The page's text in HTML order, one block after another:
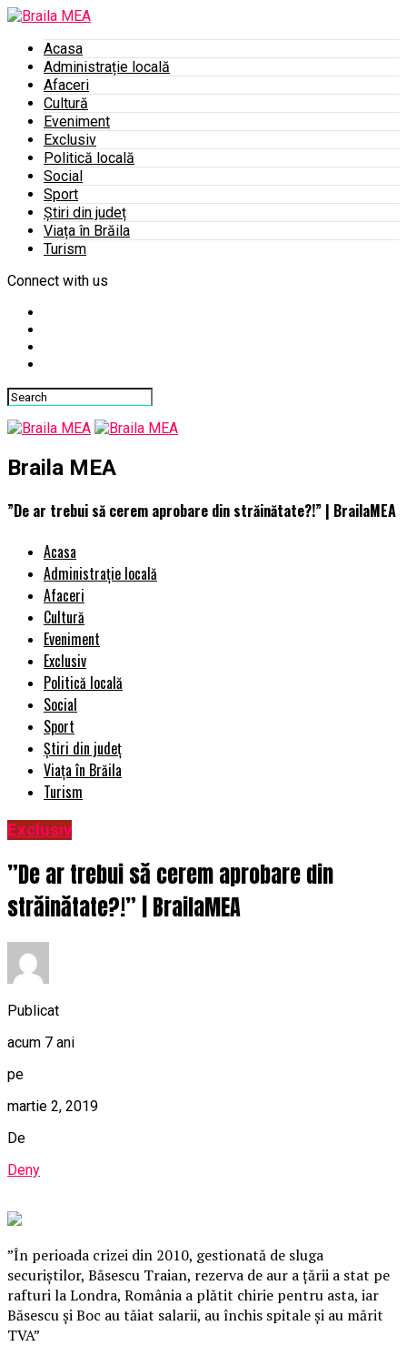
Acasa
Administrație locală
Afaceri
Cultură
Eveniment
Exclusiv
Politică locală
Social
Sport
Știri din județ
Viața în Brăila
Turism
Connect with us
Braila MEA
”De ar trebui să cerem aprobare din străinătate?!” | BrailaMEA
Acasa
Administrație locală
Afaceri
Cultură
Eveniment
Exclusiv
Politică locală
Social
Sport
Știri din județ
Viața în Brăila
Turism
Exclusiv
”De ar trebui să cerem aprobare din
străinătate?!” | BrailaMEA
Publicat
acum 7 ani
pe
martie 2, 2019
De
Deny
”În perioada crizei din 2010, gestionată de sluga
securiștilor, Băsescu Traian, rezerva de aur a țării a stat pe
rafturi la Londra, România a plătit chirie pentru asta, iar
Băsescu și Boc au tăiat salarii, au închis spitale și au mărit
TVA”